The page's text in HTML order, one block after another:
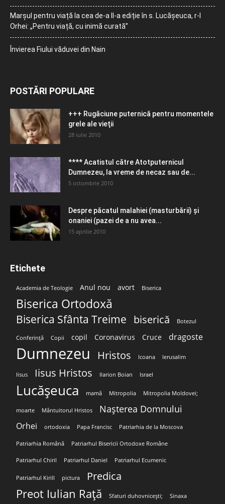
Marșul pentru viață la cea de-a II-a ediție în s. Lucășeuca, r-l
Orhei: „Pentru viață, cu inimă curată”
Învierea Fiului văduvei din Nain
POSTĂRI POPULARE
+++ Rugăciune puternică pentru momentele
grele ale vieţii
28 iulie 2010
**** Acatistul către Atotputernicul
Dumnezeu, la vreme de necaz sau de...
5 octombrie 2010
Despre păcatul malahiei (masturbării) şi
onaniei (pazei de a nu avea...
15 aprilie 2010
Etichete
Academia de Teologie Anul nou avort Biserica
Biserica Ortodoxă
Biserica Sfânta Treime biserică Botezul
Conferință Copii copil Coronavirus Cruce dragoste
Dumnezeu Hristos Icoana Ierusalim
Iisus Iisus Hristos Ilarion Boian Israel
Lucășeuca mamă Mitropolia Mitropolia Moldovei;
moarte Mântuitorul Hristos Nașterea Domnului
Orhei ortodoxia Papa Francisc Patriarhia de la Moscova
Patriarhia Română Patriarhul Bisericii Ortodoxe Române
Patriarhul Chiril Patriarhul Daniel Patriarhul Ecumenic
Patriarhul Kirill pictura Predica
Preot Iulian Rață Sfaturi duhovnicești; Sinaxa